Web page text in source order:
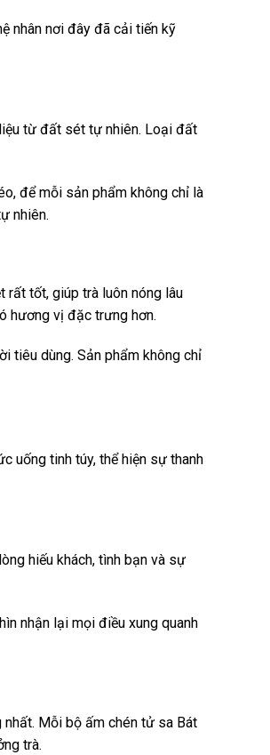
nhân nơi đây đã cải tiến kỹ
từ đất sét tự nhiên. Loại đất
để mỗi sản phẩm không chỉ là
nhiên.
rất tốt, giúp trà luôn nóng lâu
hương vị đặc trưng hơn.
tiêu dùng. Sản phẩm không chỉ
uống tinh túy, thể hiện sự thanh
hiếu khách, tình bạn và sự
nhận lại mọi điều xung quanh
nhất. Mỗi bộ ấm chén tử sa Bát
trà.